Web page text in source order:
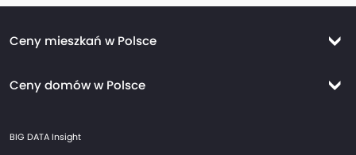
Ceny mieszkań w Polsce
Ceny mieszkań Kraków
Ceny domów w Polsce
Ceny domów Kraków
BIG DATA Insight